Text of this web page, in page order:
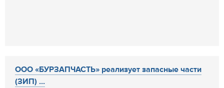
ООО «БУРЗАПЧАСТЬ» реализует запасные части
(ЗИП) ...